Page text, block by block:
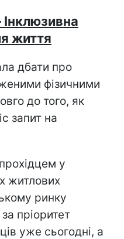
життя
дбати про
фізичними
до того, як
запит на
у
житлових
ринку
пріоритет
уже сьогодні, а